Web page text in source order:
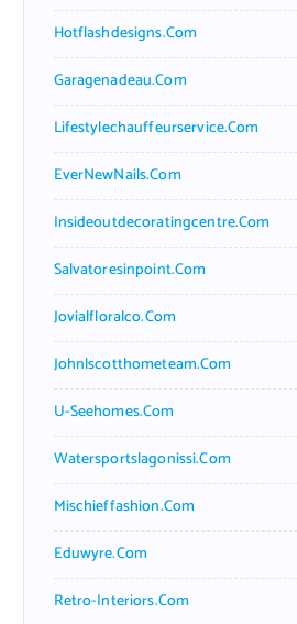
Hotflashdesigns.com
Garagenadeau.com
Lifestylechauffeurservice.com
EverNewNails.com
Insideoutdecoratingcentre.com
Salvatoresinpoint.com
Jovialfloralco.com
Johnlscotthometeam.com
U-Seehomes.com
Watersportslagonissi.com
Mischieffashion.com
Eduwyre.com
Retro-Interiors.com